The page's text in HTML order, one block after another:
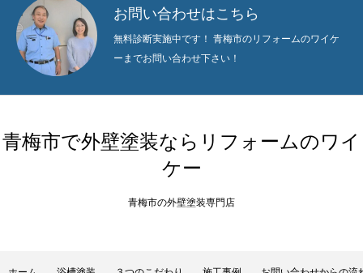
お問い合わせはこちら
無料診断実施中です！ 青梅市のリフォームのワイケ
ーまでお問い合わせ下さい！
青梅市で外壁塗装ならリフォームのワイ
ケー
青梅市の外壁塗装専門店